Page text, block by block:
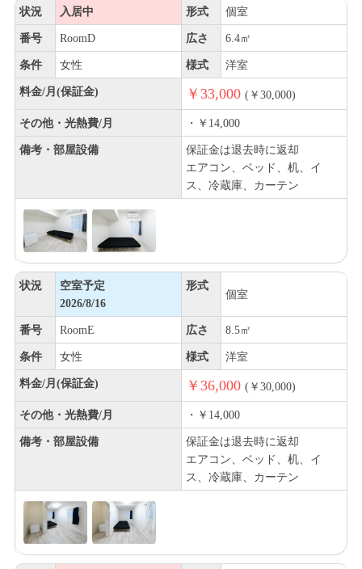
状況 入居中 形式 個室
番号 RoomD 広さ 6.4㎡
条件 女性 様式 洋室
料金/月(保証金) ￥33,000 (￥30,000)
その他・光熱費/月 ・￥14,000
備考・部屋設備
保証金は退去時に返却
エアコン、ベッド、机、イ
ス、冷蔵庫、カーテン
状況
空室予定
2026/8/16
形式
個室
番号 RoomE 広さ 8.5㎡
条件 女性 様式 洋室
料金/月(保証金) ￥36,000 (￥30,000)
その他・光熱費/月 ・￥14,000
備考・部屋設備
保証金は退去時に返却
エアコン、ベッド、机、イ
ス、冷蔵庫、カーテン